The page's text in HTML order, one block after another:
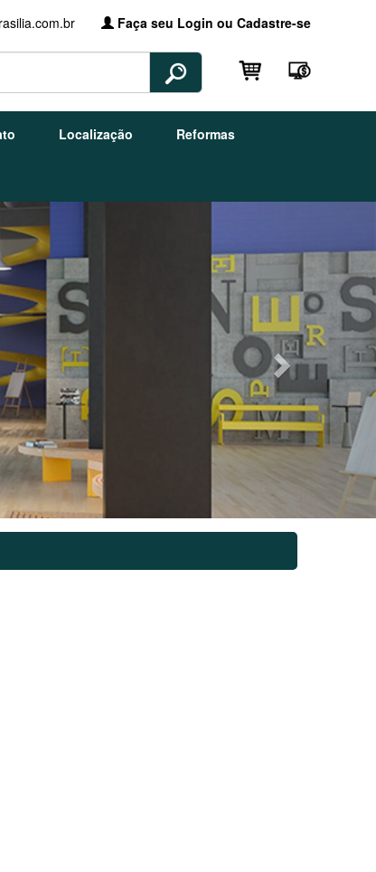
Faça seu Login ou Cadastre-se
Localização Reformas